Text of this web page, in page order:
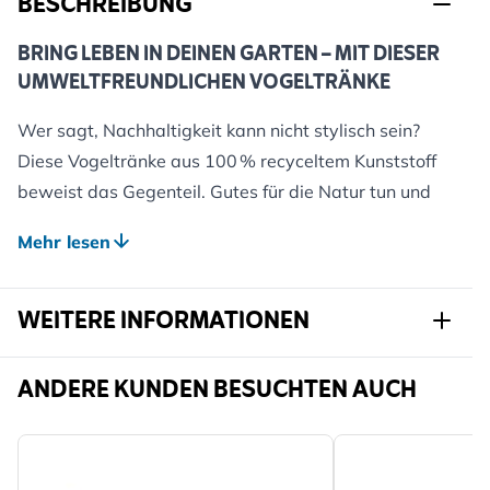
BRING LEBEN IN DEINEN GARTEN – MIT DIESER
UMWELTFREUNDLICHEN VOGELTRÄNKE
Wer sagt, Nachhaltigkeit kann nicht stylisch sein?
Diese Vogeltränke aus 100 % recyceltem Kunststoff
beweist das Gegenteil. Gutes für die Natur tun und
einfach – ganz ohne Werkzeug. Stell sie einfach in den
Garten, auf die Terrasse oder den Balkon und lass
das Vogelkino beginnen!
sondern auch, um ihr Gefieder in Schuss zu halten. Ein
richtig putzen können – ein wichtiger Vorgang, der sie
Mehr lesen
WEITERE INFORMATIONEN
Artikelnr. 304040119
ANDERE KUNDEN BESUCHTEN AUCH